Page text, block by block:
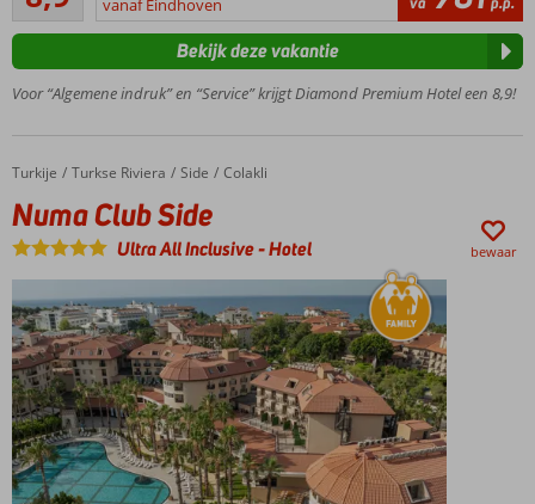
Spa
Zwembad
glijbanen
2 à-la-
beoordelingen
Voor “Algemene indruk” en “Service” krijgt Diamond Premium Hotel een 8,9!
Bekijk deze vakantie
Home
Turkije Turkse Riviera Side Colakli
Numa Club Side
Numa Club Side
Ultra All Inclusive-Hotel bewaar